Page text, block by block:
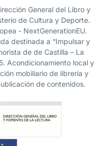
General del Libro y
de Cultura y Deporte.
- NextGenerationEU.
destinada a “Impulsar y
de de Castilla – La
Acondicionamiento local y
mobiliario de librería y
de contenidos.